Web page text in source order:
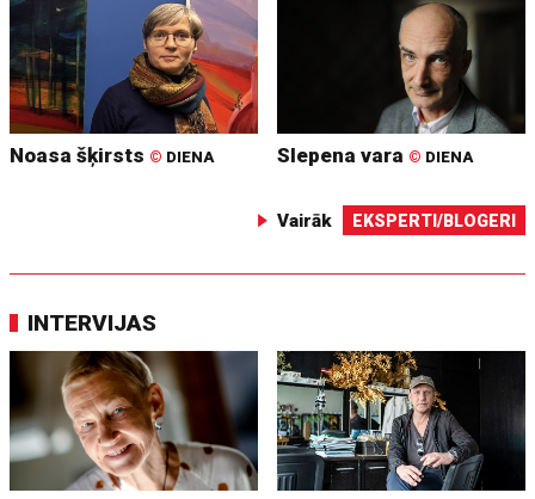
Noasa šķirsts © DIENA Slepena vara © DIENA
Vairāk EKSPERTI/BLOGERI
INTERVIJAS